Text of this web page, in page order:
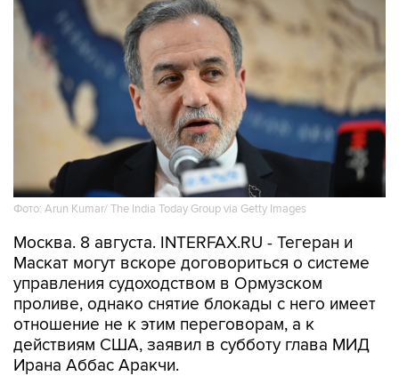
Фото: Arun Kumar/ The India Today Group via Getty Images
Москва. 8 августа. INTERFAX.RU - Тегеран и
Маскат могут вскоре договориться о системе
управления судоходством в Ормузском
проливе, однако снятие блокады с него имеет
отношение не к этим переговорам, а к
действиям США, заявил в субботу глава МИД
Ирана Аббас Аракчи.